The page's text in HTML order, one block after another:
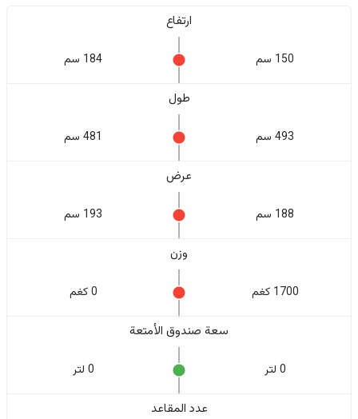
ارتفاع
150 سم 184 سم
طول
493 سم 481 سم
عرض
188 سم 193 سم
وزن
1700 كغم 0 كغم
سعة صندوق الأمتعة
0 لتر 0 لتر
عدد المقاعد